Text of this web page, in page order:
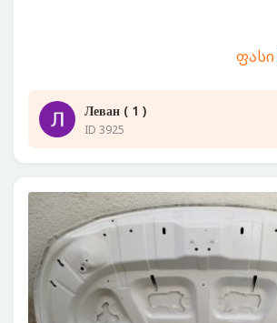
ფასი
Леван ( 1 )
ID 3925